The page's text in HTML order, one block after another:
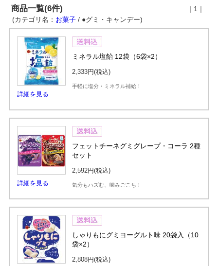
商品一覧(6件)
｜1｜
(カテゴリ名： お菓子/ ●グミ・キャンデー)
詳細を見る
ミネラル塩飴 12袋（6袋×2）
2,333円(税込)
手軽に塩分・ミネラル補給！
詳細を見る
フェットチーネグミグレープ・コーラ 2種
セット
2,592円(税込)
気分もハズむ、噛みごこち！
しゃりもにグミヨーグルト味 20袋入（10
袋×2）
2,808円(税込)